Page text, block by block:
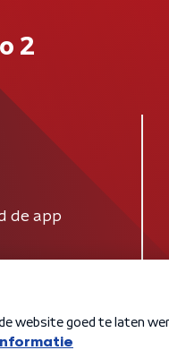
2
de app